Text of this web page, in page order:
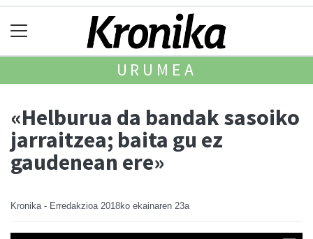
URUMEA
«Helburua da bandak sasoiko
jarraitzea; baita gu ez
gaudenean ere»
Kronika - Erredakzioa 2018ko ekainaren 23a